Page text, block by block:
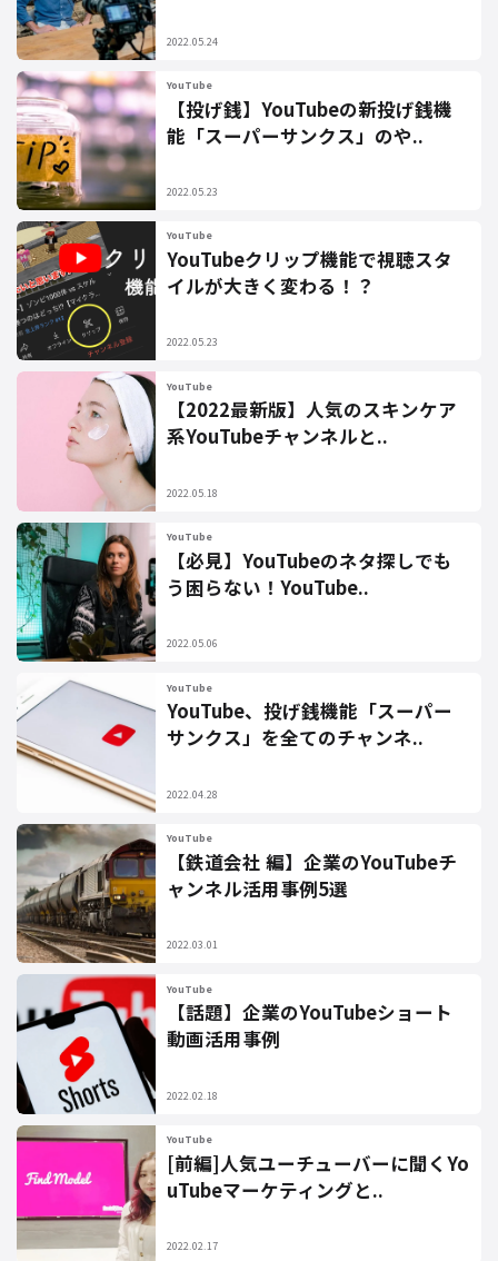
2022.05.24
YouTube
【投げ銭】YouTubeの新投げ銭機
能「スーパーサンクス」のや..
2022.05.23
YouTube
YouTubeクリップ機能で視聴スタ
イルが大きく変わる！？
2022.05.23
YouTube
【2022最新版】人気のスキンケア
系YouTubeチャンネルと..
2022.05.18
YouTube
【必見】YouTubeのネタ探しでも
う困らない！YouTube..
2022.05.06
YouTube
YouTube、投げ銭機能「スーパー
サンクス」を全てのチャンネ..
2022.04.28
YouTube
【鉄道会社 編】企業のYouTubeチ
ャンネル活用事例5選
2022.03.01
YouTube
【話題】企業のYouTubeショート
動画活用事例
2022.02.18
YouTube
[前編]人気ユーチューバーに聞くYo
uTubeマーケティングと..
2022.02.17